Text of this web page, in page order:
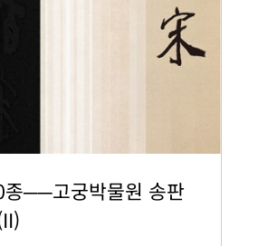
종──고궁박물원 송판